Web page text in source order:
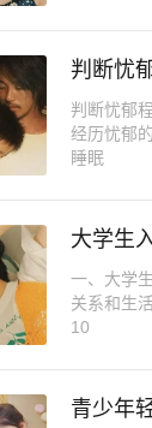
判断忧
判断忧郁
经历忧郁
睡眠
大学生
一、大学
关系和生
10
青少年